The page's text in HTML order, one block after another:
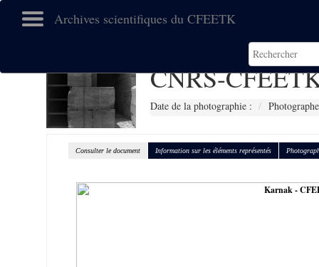
Archives scientifiques du CFEETK
CNRS-
Date de la photographie :
Consulter le document Information sur les éléments représentés